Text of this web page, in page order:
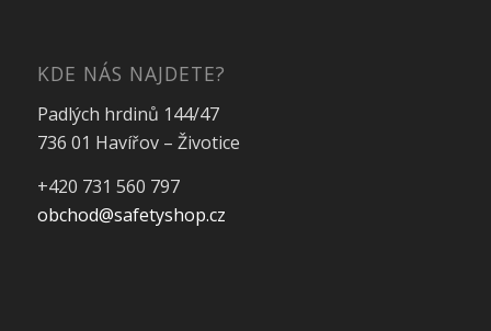
KDE NÁS NAJDETE?
Padlých hrdinů 144/47
736 01 Havířov – Životice
+420 731 560 797
obchod@safetyshop.cz